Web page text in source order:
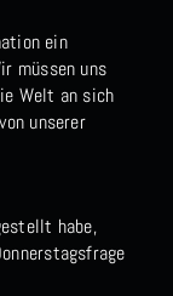
ein
müssen uns
Welt an sich
unserer
habe,